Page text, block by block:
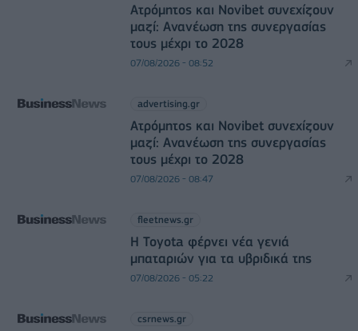
Ατρόμητος και Novibet συνεχίζουν
μαζί: Ανανέωση της συνεργασίας
τους μέχρι το 2028
07/08/2026 - 08:52
advertising.gr
Ατρόμητος και Novibet συνεχίζουν
μαζί: Ανανέωση της συνεργασίας
τους μέχρι το 2028
07/08/2026 - 08:47
fleetnews.gr
Η Toyota φέρνει νέα γενιά
μπαταριών για τα υβριδικά της
07/08/2026 - 05:22
csrnews.gr